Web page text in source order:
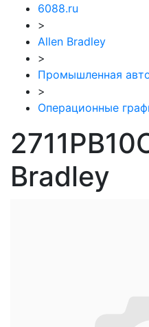
6088.ru
>
Allen Bradley
>
Промышленная
>
Операционные
Bradley